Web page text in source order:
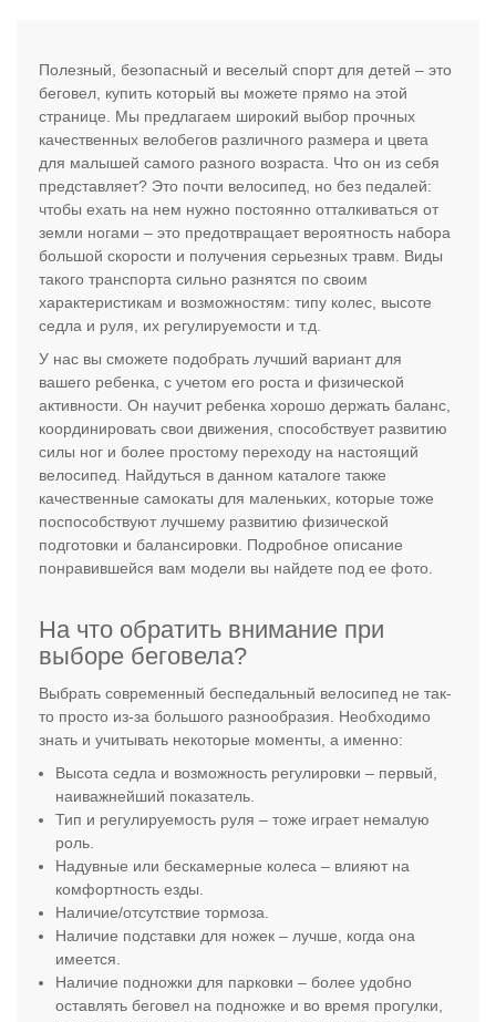
Полезный, безопасный и веселый спорт для детей – это
беговел, купить который вы можете прямо на этой
странице. Мы предлагаем широкий выбор прочных
качественных велобегов различного размера и цвета
для малышей самого разного возраста. Что он из себя
представляет? Это почти велосипед, но без педалей:
чтобы ехать на нем нужно постоянно отталкиваться от
земли ногами – это предотвращает вероятность набора
большой скорости и получения серьезных травм. Виды
такого транспорта сильно разнятся по своим
характеристикам и возможностям: типу колес, высоте
седла и руля, их регулируемости и т.д.
У нас вы сможете подобрать лучший вариант для
вашего ребенка, с учетом его роста и физической
активности. Он научит ребенка хорошо держать баланс,
координировать свои движения, способствует развитию
силы ног и более простому переходу на настоящий
велосипед. Найдуться в данном каталоге также
качественные самокаты для маленьких, которые тоже
поспособствуют лучшему развитию физической
подготовки и балансировки. Подробное описание
понравившейся вам модели вы найдете под ее фото.
На что обратить внимание при
выборе беговела?
Выбрать современный беспедальный велосипед не так-
то просто из-за большого разнообразия. Необходимо
знать и учитывать некоторые моменты, а именно:
Высота седла и возможность регулировки – первый,
наиважнейший показатель.
Тип и регулируемость руля – тоже играет немалую
роль.
Надувные или бескамерные колеса – влияют на
комфортность езды.
Наличие/отсутствие тормоза.
Наличие подставки для ножек – лучше, когда она
имеется.
Наличие подножки для парковки – более удобно
оставлять беговел на подножке и во время прогулки,